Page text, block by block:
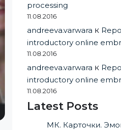
processing
11.08.2016
andreeva.varwara к
introductory online
11.08.2016
andreeva.varwara к
introductory online
11.08.2016
Latest Posts
МК. Карточки.